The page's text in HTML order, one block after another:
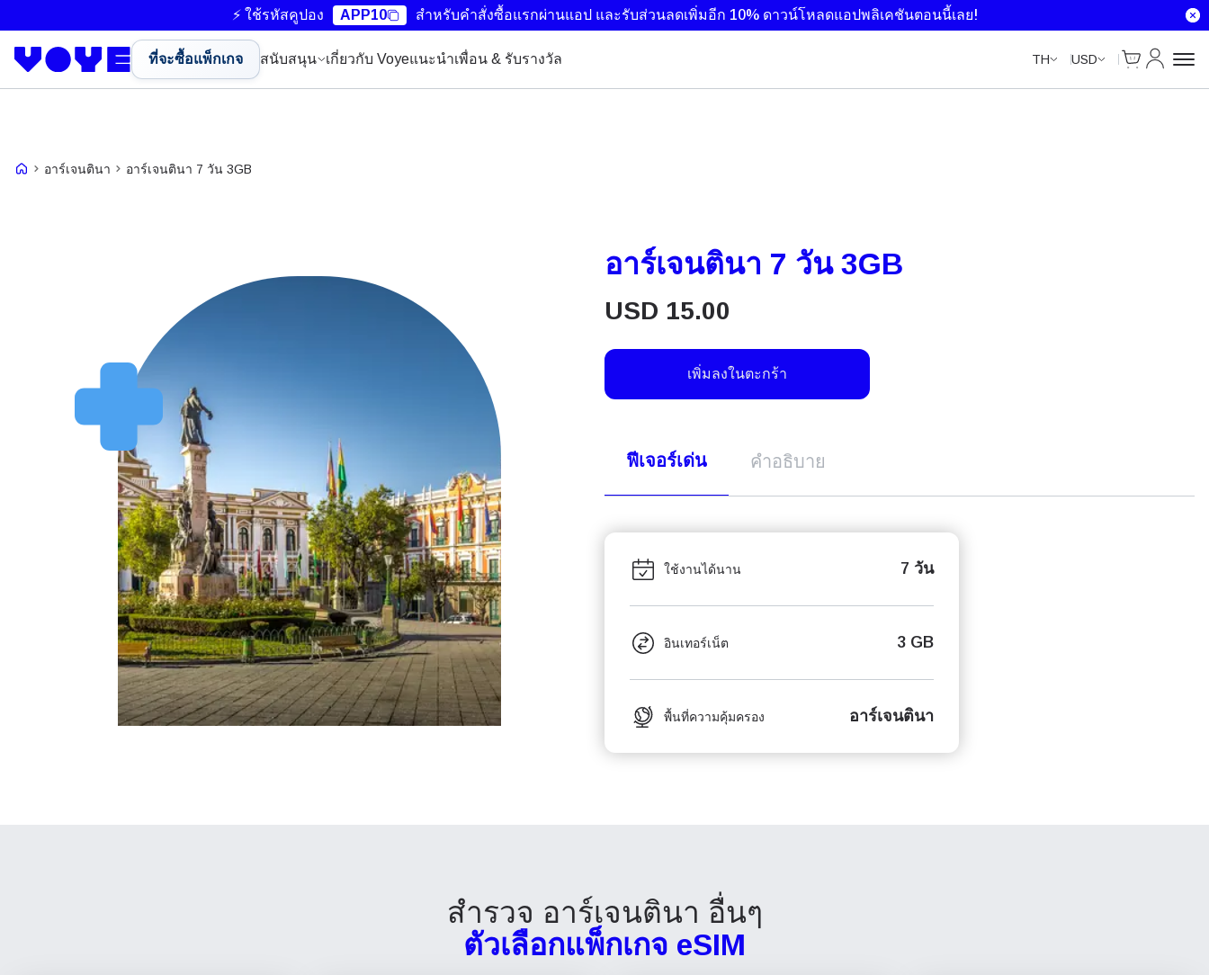
⚡ ใช้รหัสคูปอง APP10 สำหรับคำสั่งซื้อแรกผ่านแอป และรับส่วนลดเพิ่มอีก 10% ดาวน์โหลดแอปพลิเคชันตอนนี้เลย!
ที่จะซื้อแพ็กเกจ สนับสนุน เกี่ยวกับ Voyeแนะนำเพื่อน & รับรางวัล TH USD
ตะกร้าสินค้า
บัญชีของ
อาร์เจนตินา อาร์เจนตินา 7 วัน 3GB
อาร์เจนตินา 7 วัน 3GB
USD 15.00
เพิ่มลงในตะกร้า
ฟีเจอร์เด่น คำอธิบาย
ใช้งานได้นาน 7 วัน
อินเทอร์เน็ต 3 GB
พื้นที่ความคุ้มครอง อาร์เจนตินา
สำรวจ อาร์เจนตินา อื่นๆ
ตัวเลือกแพ็กเกจ eSIM